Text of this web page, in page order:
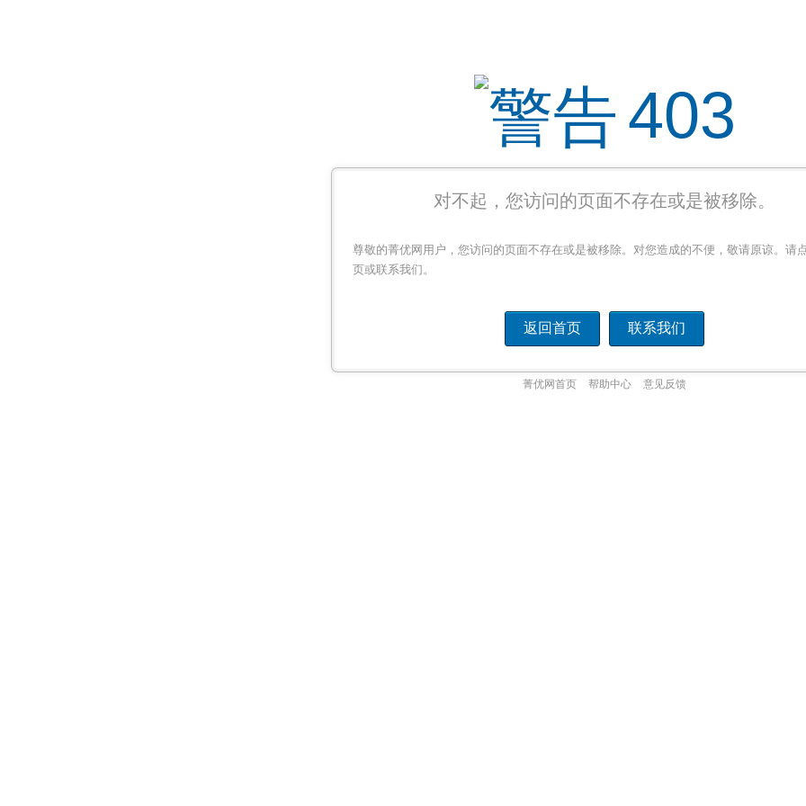
403
对不起，您访问的页面不存在或是被移除。
尊敬的菁优网用户，您访问的页面不存在或是被移除。对您造成的不便，敬请原谅。请
页或联系我们。
返回首页 联系我们
菁优网首页 帮助中心 意见反馈